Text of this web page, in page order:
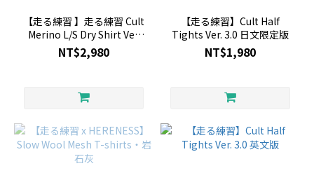
【走る練習 】走る練習 Cult
Merino L/S Dry Shirt Ver.
2.0
NT$2,980
【走る練習】Cult Half
Tights Ver. 3.0 日文限定版
NT$1,980